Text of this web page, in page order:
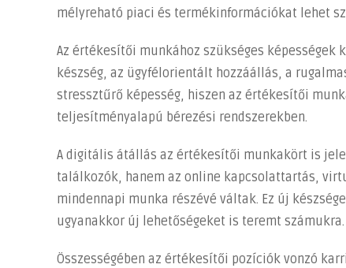
mélyreható piaci és termékinformációkat lehet
Az értékesítői munkához szükséges
készség, az ügyfélorientált hozzáállás, a
stressztűrő képesség, hiszen az értékesítői
teljesítményalapú bérezési rendszerekben.
A digitális átállás az értékesítői munkakört is
találkozók, hanem az online kapcsolattartás,
mindennapi munka részévé váltak. Ez új
ugyanakkor új lehetőségeket is teremt számukra.
Összességében az értékesítői pozíciók vonzó